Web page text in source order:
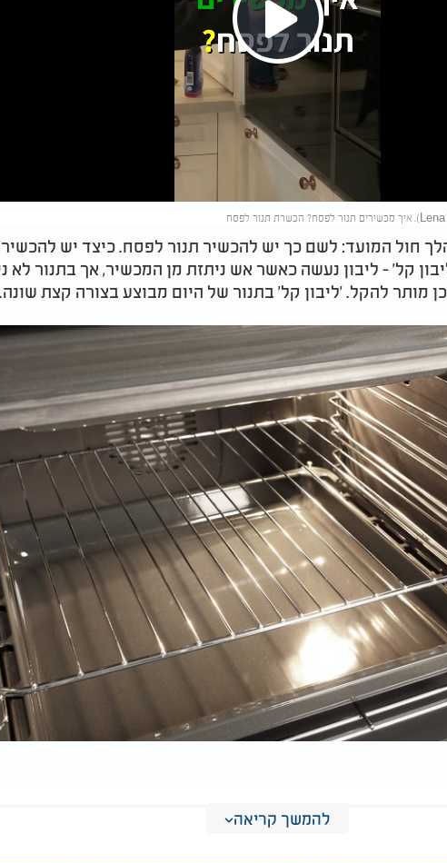
Play
Video
חול המועד: לשם כך יש להכשיר תנור לפסח. כיצד יש להכשיר
קל' - ליבון נעשה כאשר אש ניתזת מן המכשיר, אך בתנור לא
מותר להקל. 'ליבון קל' בתנור של היום מבוצע בצורה קצת שונה.
להמשך קריאה